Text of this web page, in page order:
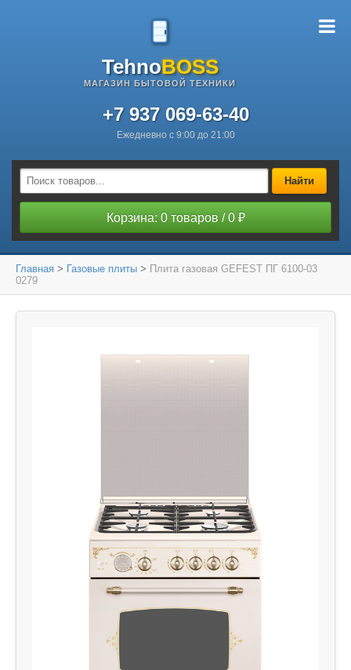
TehnoBOSS
МАГАЗИН БЫТОВОЙ ТЕХНИКИ
+7 937 069-63-40
Ежедневно с 9:00 до 21:00
Найти
Корзина: 0 товаров / 0 ₽
Главная > Газовые плиты > Плита газовая GEFEST ПГ 6100-03
0279